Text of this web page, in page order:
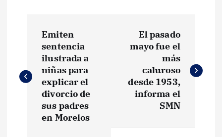
v
Emiten
sentencia
ilustrada a
niñas para
explicar el
divorcio de
sus padres
en Morelos
El pasado
mayo fue el
más
caluroso
desde 1953,
informa el
SMN